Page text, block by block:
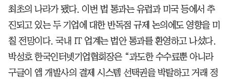
최초의 나라가 됐다. 이번 법 통과는 유럽과 미국 등에서 추
진되고 있는 두 기업에 대한 반독점 규제 논의에도 영향을 미
칠 전망이다. 국내 IT 업계는 법안 통과를 환영하고 나섰다.
박성호 한국인터넷기업협회장은 “과도한 수수료뿐 아니라
구글이 앱 개발사의 결제 시스템 선택권을 박탈하고 거래 정